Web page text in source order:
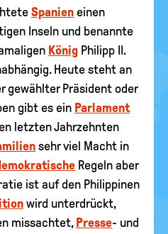
Spanien einen
Inseln und benannte
König Philipp II.
Heute steht an
gewählter Präsident oder
gibt es ein Parlament
letzten Jahrzehnten
sehr viel Macht in
Regeln aber
ist auf den Philippinen
wird unterdrückt,
missachtet, Presse- und